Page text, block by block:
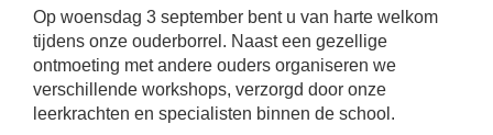
Op woensdag 3 september bent u van harte welkom
tijdens onze ouderborrel. Naast een gezellige
ontmoeting met andere ouders organiseren we
verschillende workshops, verzorgd door onze
leerkrachten en specialisten binnen de school.